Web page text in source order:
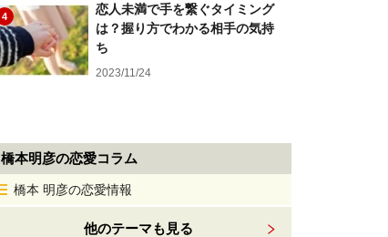
4
恋人未満で手を繋ぐタイミング
は？握り方でわかる相手の気持
ち
2023/11/24
橋本明彦の恋愛コラム
橋本 明彦の恋愛情報
他のテーマも見る